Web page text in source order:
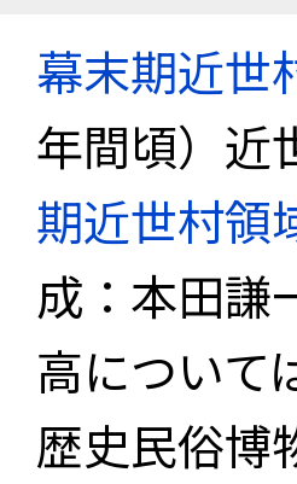
幕末期近世
年間頃）近
期近世村領
成：本田謙
高について
歴史民俗博